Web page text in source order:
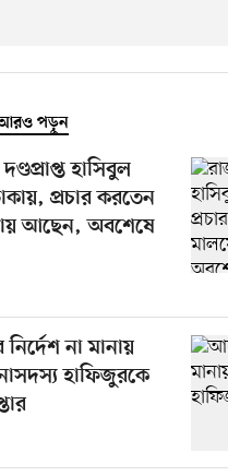
আরও পড়ুন
হাসিবুল
প্রচার করতেন
আছেন, অবশেষে
না মানায়
হাফিজুরকে